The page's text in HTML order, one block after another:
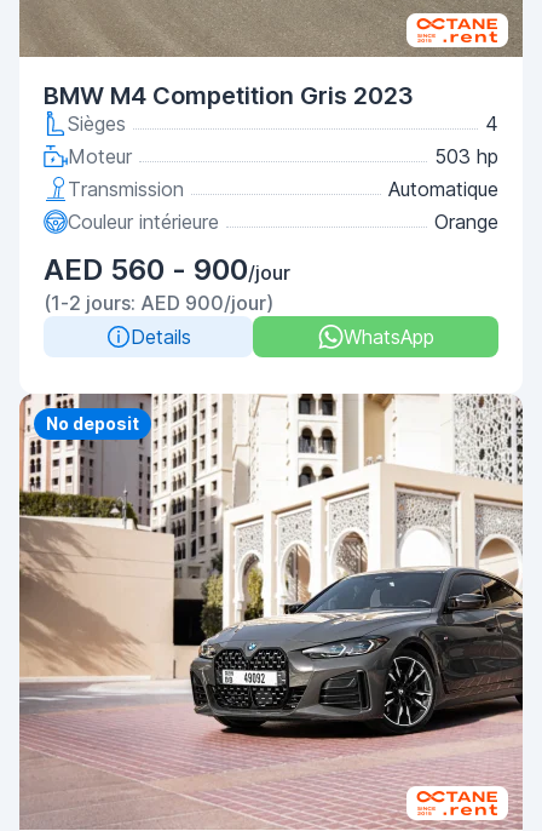
BMW M4 Competition Gris 2023
Sièges
4
Moteur
503 hp
Transmission
Automatique
Couleur intérieure
Orange
AED 560 - 900/jour
(1-2 jours: AED 900/jour)
Details
WhatsApp
Priority
No deposit